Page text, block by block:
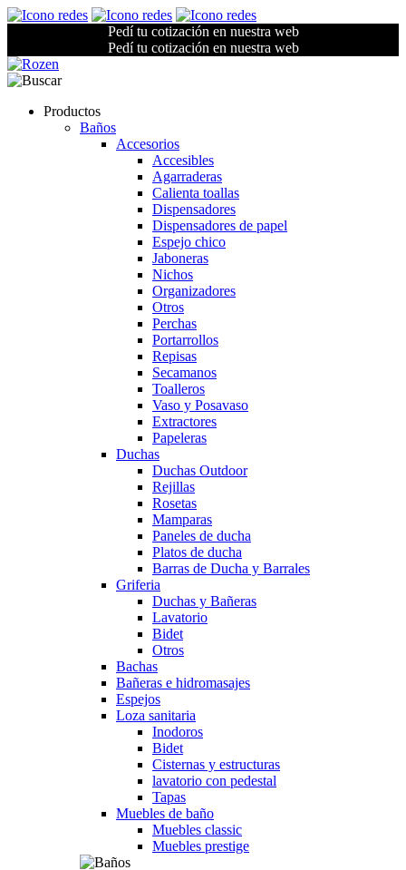
Pedí tu cotización en nuestra web
Pedí tu cotización en nuestra web
Productos
Baños
Accesorios
Accesibles
Agarraderas
Calienta toallas
Dispensadores
Dispensadores de papel
Espejo chico
Jaboneras
Nichos
Organizadores
Otros
Perchas
Portarrollos
Repisas
Secamanos
Toalleros
Vaso y Posavaso
Extractores
Papeleras
Duchas
Duchas Outdoor
Rejillas
Rosetas
Mamparas
Paneles de ducha
Platos de ducha
Barras de Ducha y Barrales
Griferia
Duchas y Bañeras
Lavatorio
Bidet
Otros
Bachas
Bañeras e hidromasajes
Espejos
Loza sanitaria
Inodoros
Bidet
Cisternas y estructuras
lavatorio con pedestal
Tapas
Muebles de baño
Muebles classic
Muebles prestige